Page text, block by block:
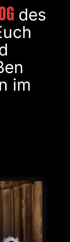
des
im